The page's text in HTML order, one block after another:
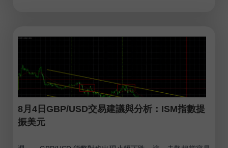
8月4日GBP/USD交易建議與分析：ISM指數提
振美元